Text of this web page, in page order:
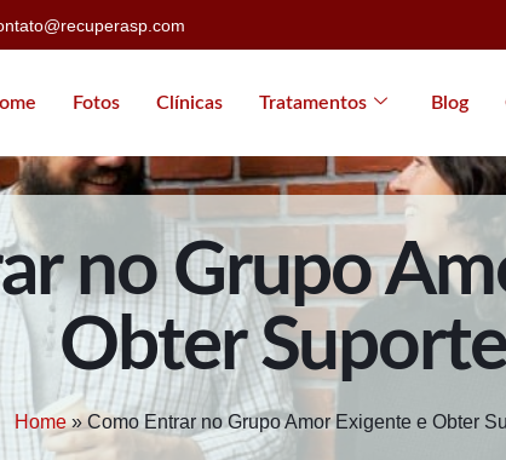
Fotos Clínicas Tratamentos Blog
no Grupo
Obter Suporte
Home»Como Entrar no Grupo Amor Exigente e Obter